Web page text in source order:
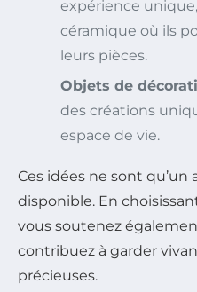
expérience
céramique où ils
leurs pièces.
Objets de
des créations
espace de vie.
Ces idées ne sont qu’un
disponible. En
vous soutenez
contribuez à garder
précieuses.